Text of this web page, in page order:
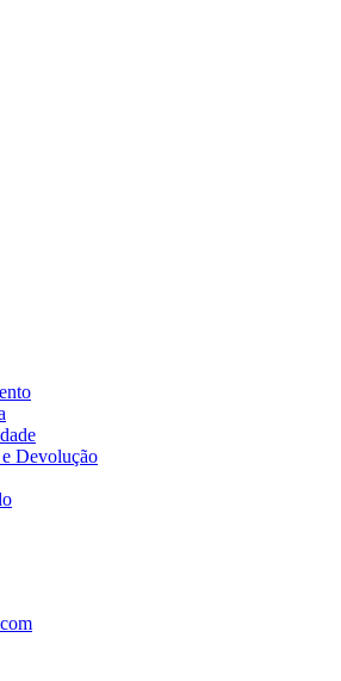
Devolução